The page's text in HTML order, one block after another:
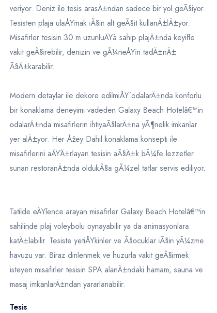
veriyor. Deniz ile tesis arasÄ±ndan sadece bir yol geÃ§iyor.
Tesisten plaja ulaÅŸmak iÃ§in alt geÃ§it kullanÄ±lÄ±yor.
Misafirler tesisin 30 m uzunluÄŸa sahip plajÄ±nda keyifle
vakit geÃ§irebilir, denizin ve gÃ¼neÅŸin tadÄ±nÄ±
Ã§Ä±karabilir.
Modern detaylar ile dekore edilmiÅŸ odalarÄ±nda konforlu
bir konaklama deneyimi vadeden Galaxy Beach Hotelâ€™in
odalarÄ±nda misafirlerin ihtiyaÃ§larÄ±na yÃ¶nelik imkanlar
yer alÄ±yor. Her Åžey Dahil konaklama konsepti ile
misafirlerini aÄŸÄ±rlayan tesisin aÃ§Ä±k bÃ¼fe lezzetler
sunan restoranÄ±nda oldukÃ§a gÃ¼zel tatlar servis ediliyor.
Tatilde eÄŸlence arayan misafirler Galaxy Beach Hotelâ€™in
sahilinde plaj voleybolu oynayabilir ya da animasyonlara
katÄ±labilir. Tesiste yetiÅŸkinler ve Ã§ocuklar iÃ§in yÃ¼zme
havuzu var. Biraz dinlenmek ve huzurla vakit geÃ§irmek
isteyen misafirler tesisin SPA alanÄ±ndaki hamam, sauna ve
masaj imkanlarÄ±ndan yararlanabilir.
Tesis